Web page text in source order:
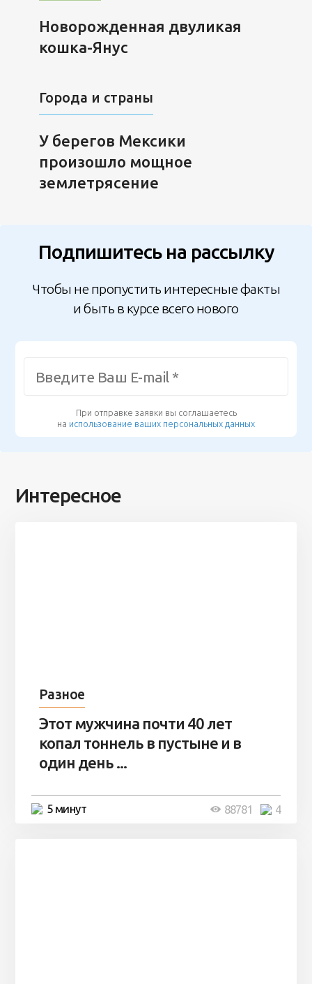
Новорожденная двуликая
кошка-Янус
Города и страны
У берегов Мексики
произошло мощное
землетрясение
Подпишитесь на рассылку
Чтобы не пропустить интересные факты
и быть в курсе всего нового
При отправке заявки вы соглашаетесь
на использование ваших персональных данных
Интересное
Разное
Этот мужчина почти 40 лет
копал тоннель в пустыне и в
один день ...
5 минут 4
88781